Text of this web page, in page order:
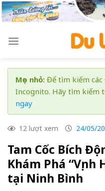
Skip
to
Mẹo nhỏ: Để tìm kiếm các
Incognito. Hãy tìm kiếm
ngay
12 lượt xem 24/05/
Tam Cốc Bích
Khám Phá “Vịnh
tại Ninh Bình